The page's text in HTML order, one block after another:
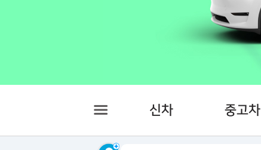
신차 중고차